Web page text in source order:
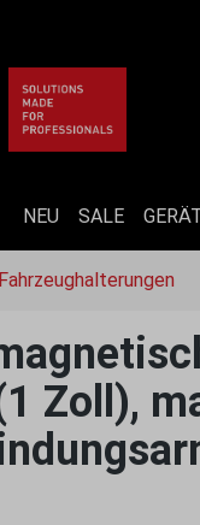
NEU SALE
Fahrzeughalterungen
Zoll),